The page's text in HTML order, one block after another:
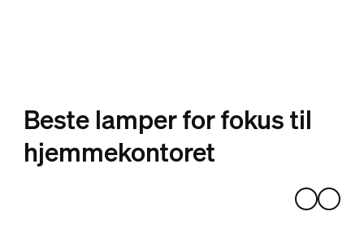
Beste lamper for fokus til
hjemmekontoret